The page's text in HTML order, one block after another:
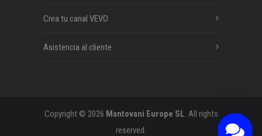
Crea tu canal VEVO
Asistencia al cliente
Copyright © 2026 Mantovani Europe SL. All rights
reserved.